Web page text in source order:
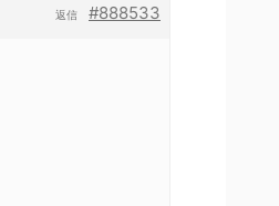
#888533
返信